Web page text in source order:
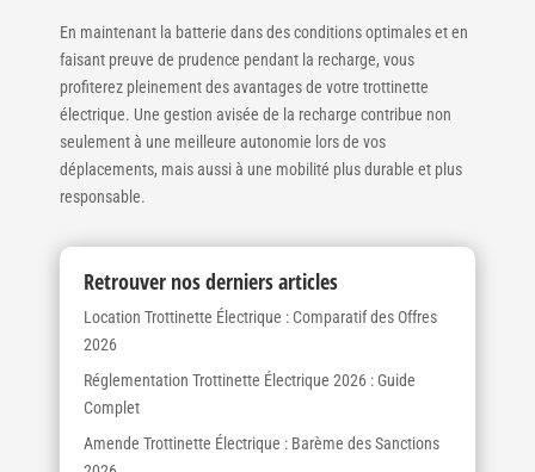
En maintenant la batterie dans des conditions optimales et en
faisant preuve de prudence pendant la recharge, vous
profiterez pleinement des avantages de votre trottinette
électrique. Une gestion avisée de la recharge contribue non
seulement à une meilleure autonomie lors de vos
déplacements, mais aussi à une mobilité plus durable et plus
responsable.
Retrouver nos derniers articles
Location Trottinette Électrique : Comparatif des Offres
2026
Réglementation Trottinette Électrique 2026 : Guide
Complet
Amende Trottinette Électrique : Barème des Sanctions